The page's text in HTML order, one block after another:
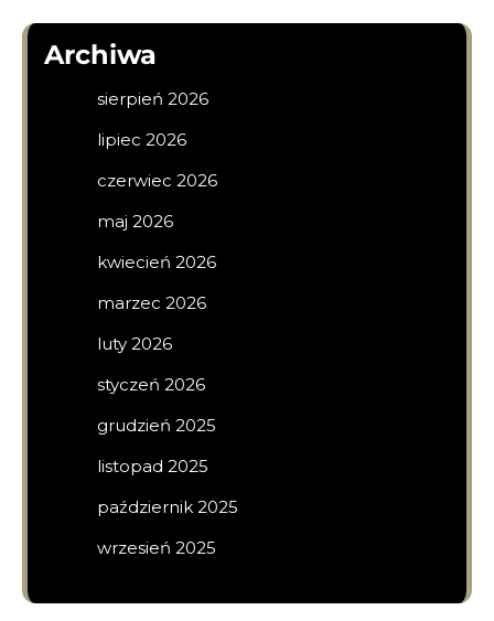
Archiwa
sierpień 2026
lipiec 2026
czerwiec 2026
maj 2026
kwiecień 2026
marzec 2026
luty 2026
styczeń 2026
grudzień 2025
listopad 2025
październik 2025
wrzesień 2025